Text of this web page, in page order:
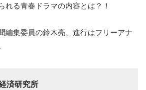
れる青春ドラマの内容とは？！
編集委員の鈴木亮、進行はフリーアナ
済研究所